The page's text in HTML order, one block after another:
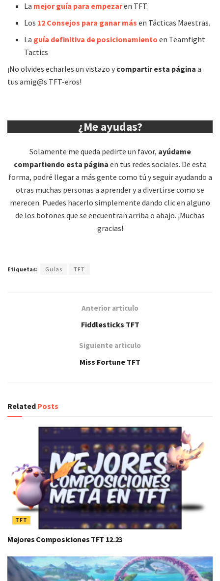
La mejor guía para empezaren TFT.
Los 12 Consejos para ganar más en Tácticas Maestras.
La guía definitiva de posicionamiento en Teamfight
Tactics
¡No olvides echarles un vistazo y compartir esta página a
tus amig@s TFT-eros!
¿Me ayudas?
Solamente me queda pedirte un favor, ayúdame
compartiendo esta página en tus redes sociales. De esta
forma, podré llegar a más gente como tú y seguir ayudando a
otras muchas personas a aprender y a divertirse como se
merecen. Puedes hacerlo simplemente dando clic en alguno
de los botones que se encuentran arriba o abajo. ¡Muchas
gracias!
Etiquetas: Guías TFT
Anterior articulo
Fiddlesticks TFT
Siguiente articulo
Miss Fortune TFT
Related Posts
TFT
Mejores Composiciones TFT 12.23